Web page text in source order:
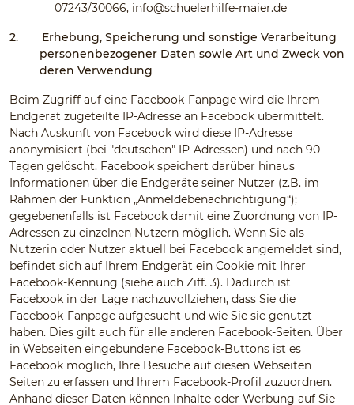
07243/30066, info@schuelerhilfe-maier.de
2.
Erhebung, Speicherung und sonstige Verarbeitung
personenbezogener Daten sowie Art und Zweck von
deren Verwendung
Beim Zugriff auf eine Facebook-Fanpage wird die Ihrem
Endgerät zugeteilte IP-Adresse an Facebook übermittelt.
Nach Auskunft von Facebook wird diese IP-Adresse
anonymisiert (bei "deutschen" IP-Adressen) und nach 90
Tagen gelöscht. Facebook speichert darüber hinaus
Informationen über die Endgeräte seiner Nutzer (z.B. im
Rahmen der Funktion „Anmeldebenachrichtigung“);
gegebenenfalls ist Facebook damit eine Zuordnung von IP-
Adressen zu einzelnen Nutzern möglich. Wenn Sie als
Nutzerin oder Nutzer aktuell bei Facebook angemeldet sind,
befindet sich auf Ihrem Endgerät ein Cookie mit Ihrer
Facebook-Kennung (siehe auch Ziff. 3). Dadurch ist
Facebook in der Lage nachzuvollziehen, dass Sie die
Facebook-Fanpage aufgesucht und wie Sie sie genutzt
haben. Dies gilt auch für alle anderen Facebook-Seiten. Über
in Webseiten eingebundene Facebook-Buttons ist es
Facebook möglich, Ihre Besuche auf diesen Webseiten
Seiten zu erfassen und Ihrem Facebook-Profil zuzuordnen.
Anhand dieser Daten können Inhalte oder Werbung auf Sie